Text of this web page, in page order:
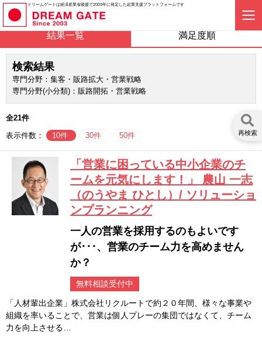
ドリームゲートは経済産業省後援で2003年に発足した起業支援プラットフォームです
結果一覧 満足度順
検索結果
専門分野：集客・販路拡大・営業戦略
専門分野(小分類)：販路開拓・営業戦略
全21件
表示件数：
10件 30件 50件 再検索
「営業に困っている中小企業のチ
ームを元気にします！」 農山 一志
（のうやま ひとし）/ ソリューショ
ンプランニング
一人の営業を採用するのもよいです
が･･･、営業のチーム力を高めません
か？
無料相談受付中
「人材輩出企業」株式会社リクルートで約２０年間、様々な事業や
組織を率いることで、営業は個人プレーの集団ではなくて、チーム
力を向上させる…